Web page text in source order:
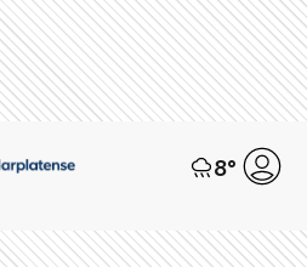
8°